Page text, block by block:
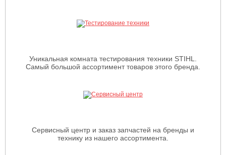
Уникальная комната тестирования техники STIHL.
Самый большой ассортимент товаров этого бренда.
Сервисный центр и заказ запчастей на бренды и
технику из нашего ассортимента.